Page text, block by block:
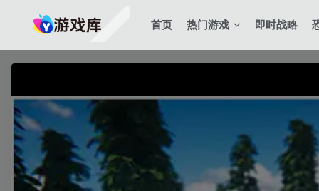
首页 热门游戏 即时战略